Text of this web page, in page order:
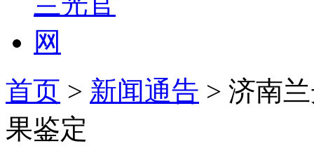
首页 > 新闻通告 > 济南
果鉴定